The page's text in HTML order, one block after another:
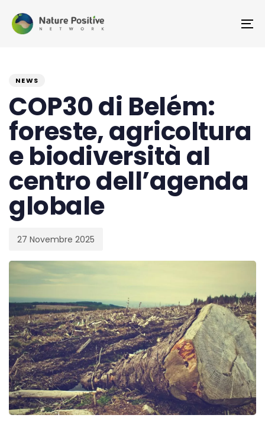
links
content
NEWS
COP30 di Belém:
foreste, agricoltura
e biodiversità al
centro dell’agenda
globale
on:
27 Novembre 2025